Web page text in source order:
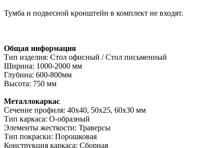
Тумба и подвесной кронштейн в комплект не входят.
Общая информация
Тип изделия: Стол офисный / Стол письменный
Ширина: 1000-2000 мм
Глубина: 600-800мм
Высота: 750 мм
Металлокаркас
Сечение профиля: 40х40, 50х25, 60х30 мм
Тип каркаса: О-образный
Элементы жесткости: Траверсы
Тип покраски: Порошковая
Конструкция каркаса: Сборная